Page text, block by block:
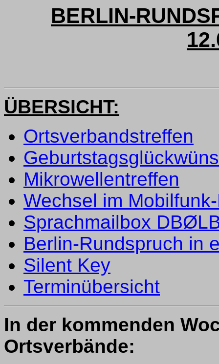
BERLIN-
ÜBERSICHT:
Ortsverbandstreffen
Mikrowellentreffen
Wechsel im
Sprachmailbox
Berlin-Rundspruch in
Silent Key
Terminübersicht
In der kommenden
Ortsverbände: